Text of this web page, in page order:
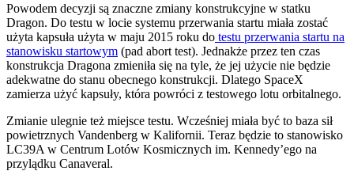
Powodem decyzji są znaczne zmiany konstrukcyjne w statku
Dragon. Do testu w locie systemu przerwania startu miała zostać
użyta kapsuła użyta w maju 2015 roku do testu przerwania startu na
stanowisku startowym (pad abort test). Jednakże przez ten czas
konstrukcja Dragona zmieniła się na tyle, że jej użycie nie będzie
adekwatne do stanu obecnego konstrukcji. Dlatego SpaceX
zamierza użyć kapsuły, która powróci z testowego lotu orbitalnego.
Zmianie ulegnie też miejsce testu. Wcześniej miała być to baza sił
powietrznych Vandenberg w Kalifornii. Teraz będzie to stanowisko
LC39A w Centrum Lotów Kosmicznych im. Kennedy’ego na
przylądku Canaveral.